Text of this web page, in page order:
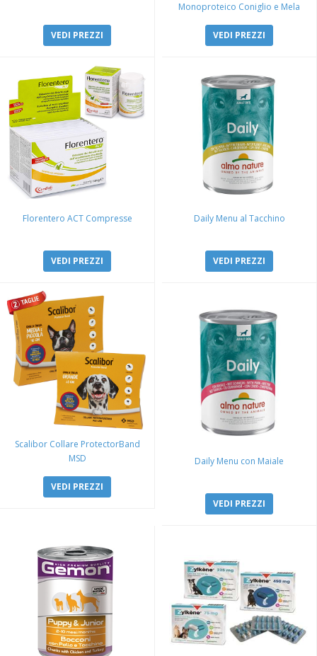
VEDI PREZZI
Monoproteico Coniglio e Mela
VEDI PREZZI
Florentero ACT Compresse
VEDI PREZZI
Daily Menu al Tacchino
VEDI PREZZI
Scalibor Collare ProtectorBand
MSD
VEDI PREZZI
Daily Menu con Maiale
VEDI PREZZI